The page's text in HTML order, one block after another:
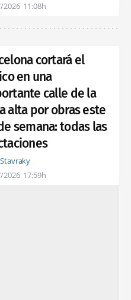
2026 11:08h
cortará el
en una
calle de la
alta por obras este
semana: todas las
2026 17:59h